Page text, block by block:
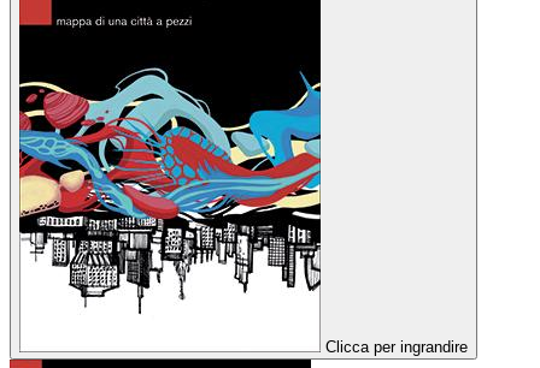
Clicca per ingrandire